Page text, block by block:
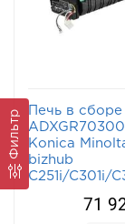
Фильтр
Печь в сборе
Konica
bizhub
C251i/C301i/
71